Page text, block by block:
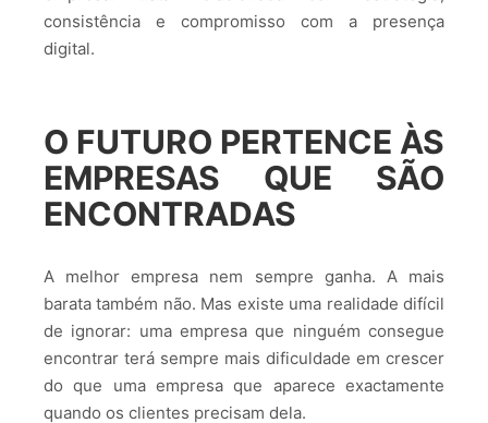
consistência e compromisso com a presença
digital.
O FUTURO PERTENCE ÀS
EMPRESAS QUE SÃO
ENCONTRADAS
A melhor empresa nem sempre ganha. A mais
barata também não. Mas existe uma realidade difícil
de ignorar: uma empresa que ninguém consegue
encontrar terá sempre mais dificuldade em crescer
do que uma empresa que aparece exactamente
quando os clientes precisam dela.